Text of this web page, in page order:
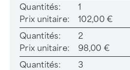
Quantités:
1
Prix unitaire:
102,00 €
Quantités:
2
Prix unitaire:
98,00 €
Quantités:
3